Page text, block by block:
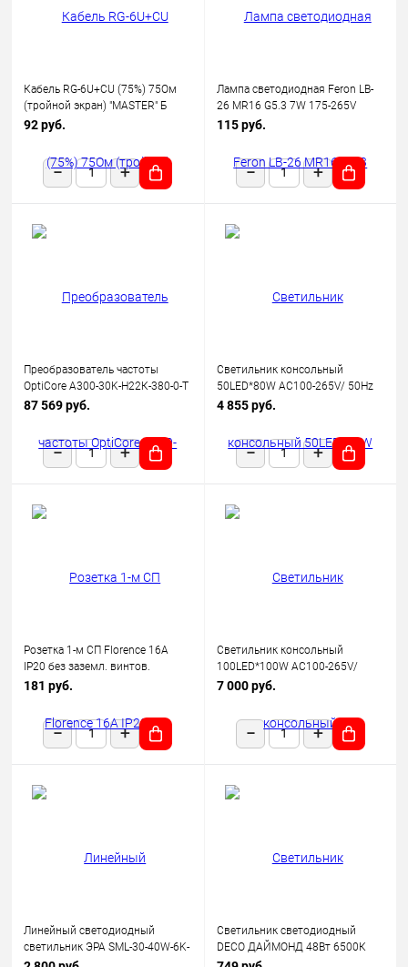
Кабель RG-6U+CU (75%) 75Ом
(тройной экран) "MASTER" Б
(уп.100м) Rexant 01-2241
92 руб.
Лампа светодиодная Feron LB-
26 MR16 G5.3 7W 175-265V
2700K
115 руб.
Преобразователь частоты
OptiCore A300-30K-Н22К-380-0-Т
КЭАЗ 342664
87 569 руб.
Светильник консольный
50LED*80W AC100-265V/ 50Hz
SP2923 цвет серый (IP65),
4 855 руб.
Розетка 1-м СП Florence 16А
IP20 без заземл. винтов.
клеммы механизм беж.
181 руб.
Светильник консольный
100LED*100W AC100-265V/
50Hz, SP2924 цвет серый (IP65),
7 000 руб.
Линейный светодиодный
светильник ЭРА SML-30-40W-6K-
12-B 40Вт 6500K 3600Лм
Светильник светодиодный
DECO ДАЙМОНД 48Вт 6500К
3120лм 230В 377х73мм IN